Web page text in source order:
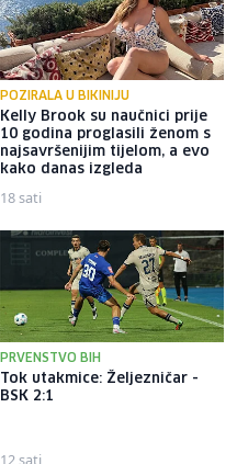
POZIRALA U BIKINIJU
Kelly Brook su naučnici prije
10 godina proglasili ženom s
najsavršenijim tijelom, a evo
kako danas izgleda
18 sati
PRVENSTVO BIH
Tok utakmice: Željezničar -
BSK 2:1
12 sati